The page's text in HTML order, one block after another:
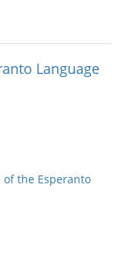
Language
the Esperanto